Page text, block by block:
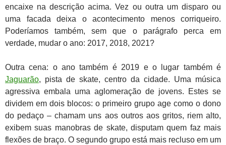
encaixe na descrição acima. Vez ou outra um disparo ou
uma facada deixa o acontecimento menos corriqueiro.
Poderíamos também, sem que o parágrafo perca em
verdade, mudar o ano: 2017, 2018, 2021?
Outra cena: o ano também é 2019 e o lugar também é
Jaguarão, pista de skate, centro da cidade. Uma música
agressiva embala uma aglomeração de jovens. Estes se
dividem em dois blocos: o primeiro grupo age como o dono
do pedaço – chamam uns aos outros aos gritos, riem alto,
exibem suas manobras de skate, disputam quem faz mais
flexões de braço. O segundo grupo está mais recluso em um